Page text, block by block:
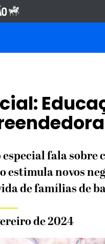
fala sobre
estimula novos
de famílias de
de 2024